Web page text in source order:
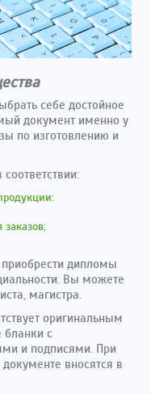
себе достойное
документ именно у
по изготовлению и
дипломы
Вы можете
магистра.
оригинальным
бланки с
и подписями. При
вносятся в